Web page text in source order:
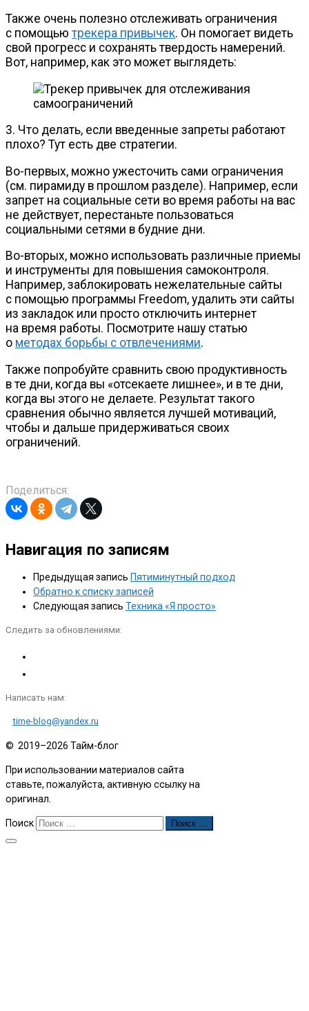
Также очень полезно отслеживать ограничения
с помощью трекера привычек. Он помогает видеть
свой прогресс и сохранять твердость намерений.
Вот, например, как это может выглядеть:
3. Что делать, если введенные запреты работают
плохо? Тут есть две стратегии.
Во-первых, можно ужесточить сами ограничения
(см. пирамиду в прошлом разделе). Например, если
запрет на социальные сети во время работы на вас
не действует, перестаньте пользоваться
социальными сетями в будние дни.
Во-вторых, можно использовать различные приемы
и инструменты для повышения самоконтроля.
Например, заблокировать нежелательные сайты
с помощью программы Freedom, удалить эти сайты
из закладок или просто отключить интернет
на время работы. Посмотрите нашу статью
о методах борьбы с отвлечениями.
Также попробуйте сравнить свою продуктивность
в те дни, когда вы «отсекаете лишнее», и в те дни,
когда вы этого не делаете. Результат такого
сравнения обычно является лучшей мотиваций,
чтобы и дальше придерживаться своих
ограничений.
Поделиться:
Навигация по записям
Предыдущая запись Пятиминутный подход
Обратно к списку записей
Следующая запись Техника «Я просто»
Следить за обновлениями:
Написать нам:
time-blog@yandex.ru
© 2019–2026 Тайм-блог
При использовании материалов сайта
ставьте, пожалуйста, активную ссылку на
оригинал.
Поиск Поиск …